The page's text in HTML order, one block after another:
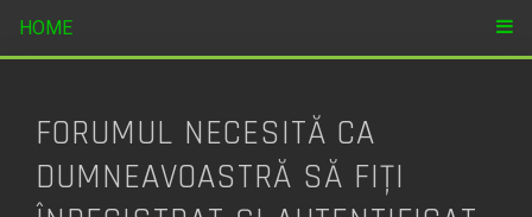
HOME
FORUMUL NECESITĂ CA
DUMNEAVOASTRĂ SĂ FIŢI